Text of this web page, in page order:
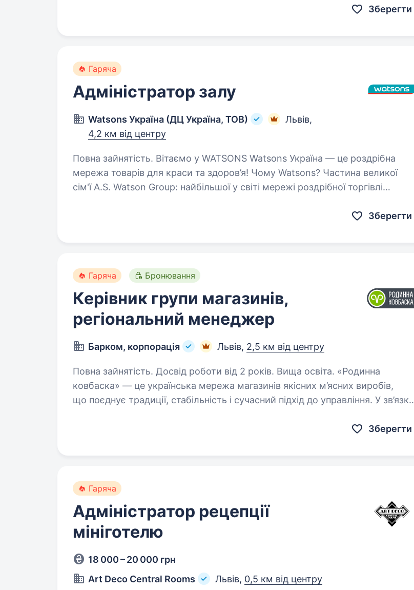
Зберегти
Гаряча
Адміністратор залу
Watsons Україна (ДЦ Україна, ТОВ)
Львів,
4,2 км від центру
Повна зайнятість. Вітаємо у WATSONS Watsons Україна — це роздрібна
мережа товарів для краси та здоров’я! Чому Watsons? Частина великої
сім'ї A.S. Watson Group: найбільшої у світі мережі роздрібної торгівлі
Зберегти
Гаряча Бронювання
Керівник групи магазинів,
регіональний менеджер
Барком, корпорація Львів, 2,5 км від центру
Повна зайнятість. Досвід роботи від 2 років. Вища освіта. «Родинна
ковбаска» — це українська мережа магазинів якісних м’ясних виробів,
що поєднує традиції, стабільність і сучасний підхід до управління. У зв’язку
Зберегти
Гаряча
Адміністратор рецепції
мініготелю
18 000 – 20 000 грн
Art Deco Central Rooms
Львів, 0,5 км від центру